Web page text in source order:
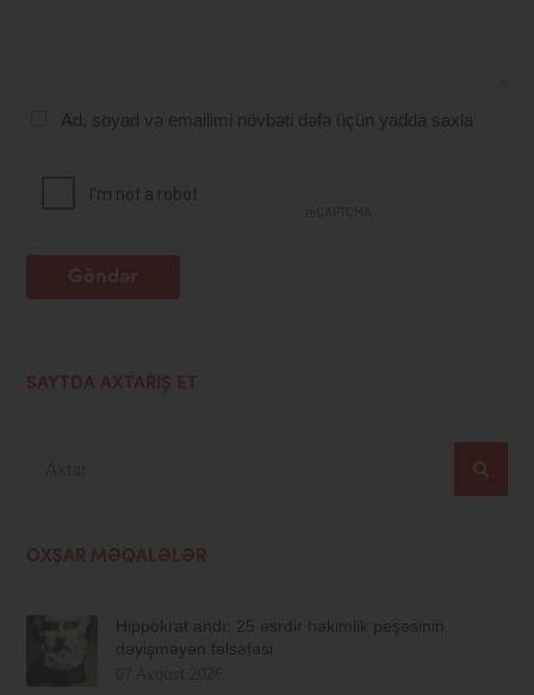
SAYTDA AXTARIŞ ET
OXŞAR MƏQALƏLƏR
Hippokrat andı: 25 əsrdir həkimlik peşəsinin
dəyişməyən fəlsəfəsi
Ad, soyad və emailimi növbəti dəfə üçün yadda saxla
Göndər